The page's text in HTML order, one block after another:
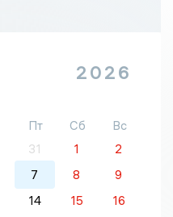
2026
Пт Сб
Вс
31 1
2
7 8
9
14 15
16